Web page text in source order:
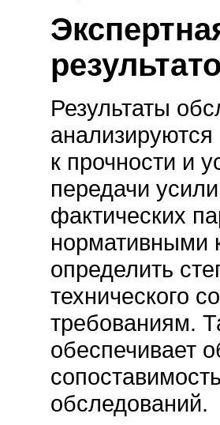
Результаты
к прочности и
передачи
фактических
нормативными
определить
технического
требованиям.
обеспечивает
обследований.